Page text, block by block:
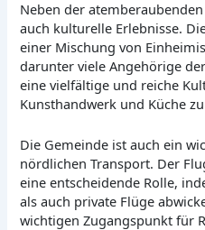
Neben der
auch kulturelle Erlebnisse.
einer Mischung von
darunter viele Angehörige
eine vielfältige und reiche
Kunsthandwerk und Küche
Die Gemeinde ist auch ein
nördlichen Transport. Der
eine entscheidende Rolle,
als auch private Flüge
wichtigen Zugangspunkt für